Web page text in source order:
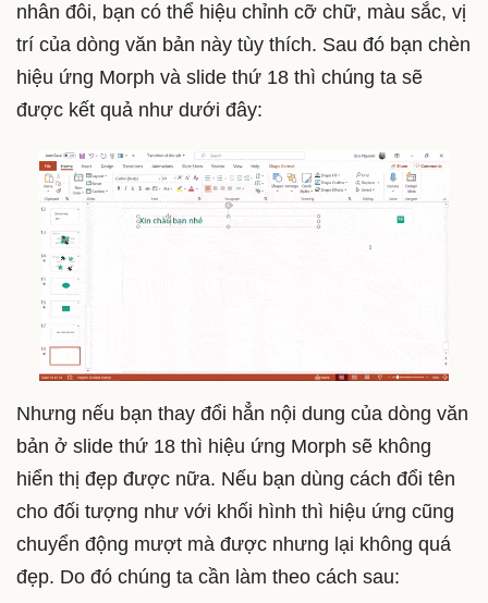
nhân đôi, bạn có thể hiệu chỉnh cỡ chữ, màu sắc, vị
trí của dòng văn bản này tùy thích. Sau đó bạn chèn
hiệu ứng Morph và slide thứ 18 thì chúng ta sẽ
được kết quả như dưới đây:
Nhưng nếu bạn thay đổi hẳn nội dung của dòng văn
bản ở slide thứ 18 thì hiệu ứng Morph sẽ không
hiển thị đẹp được nữa. Nếu bạn dùng cách đổi tên
cho đối tượng như với khối hình thì hiệu ứng cũng
chuyển động mượt mà được nhưng lại không quá
đẹp. Do đó chúng ta cần làm theo cách sau: